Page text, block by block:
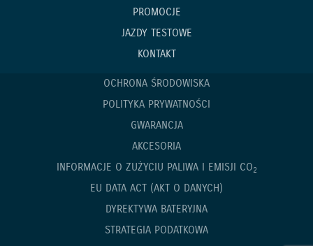
PROMOCJE
JAZDY TESTOWE
KONTAKT
OCHRONA ŚRODOWISKA
POLITYKA PRYWATNOŚCI
GWARANCJA
AKCESORIA
INFORMACJE O ZUŻYCIU PALIWA I EMISJI CO2
EU DATA ACT (AKT O DANYCH)
DYREKTYWA BATERYJNA
STRATEGIA PODATKOWA